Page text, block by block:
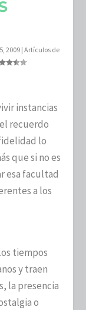
2009|Artículos de
instancias
recuerdo
lo
que si no es
esa facultad
a los
tiempos
y traen
la presencia
o